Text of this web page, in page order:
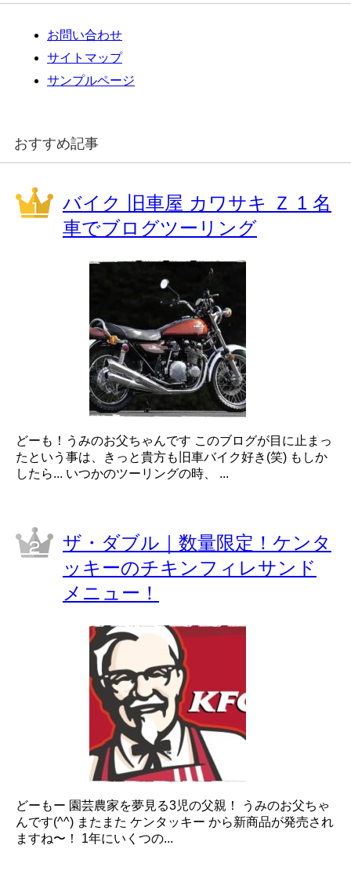
お問い合わせ
サイトマップ
サンプルページ
おすすめ記事
バイク 旧車屋 カワサキ Ｚ 1 名
車でブログツーリング
どーも！うみのお父ちゃんです このブログが目に止まっ
たという事は、きっと貴方も旧車バイク好き(笑) もしか
したら... いつかのツーリングの時、 ...
ザ・ダブル｜数量限定！ケンタ
ッキーのチキンフィレサンド
メニュー！
どーもー 園芸農家を夢見る3児の父親！ うみのお父ちゃ
んです(^^) またまた ケンタッキー から新商品が発売され
ますね〜！ 1年にいくつの...